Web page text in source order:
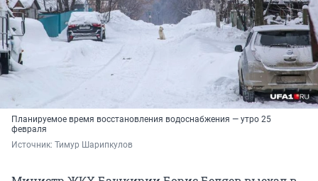
Планируемое время восстановления водоснабжения — утро 25
февраля
Источник: Тимур Шарипкулов